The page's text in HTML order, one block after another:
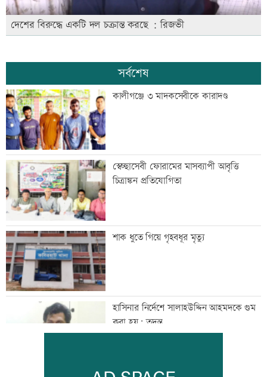
দেশের বিরুদ্ধে একটি দল চক্রান্ত করছে : রিজভী
সর্বশেষ
কালীগঞ্জে ৩ মাদকসেবীকে কারাদণ্ড
স্বেচ্ছাসেবী ফোরামের মাসব্যাপী আবৃত্তি
চিত্রাঙ্কন প্রতিযোগিতা
শাক ধুতে গিয়ে গৃহবধূর মৃত্যু
হাসিনার নির্দেশে সালাহউদ্দিন আহমদকে গুম
করা হয়: তদন্ত